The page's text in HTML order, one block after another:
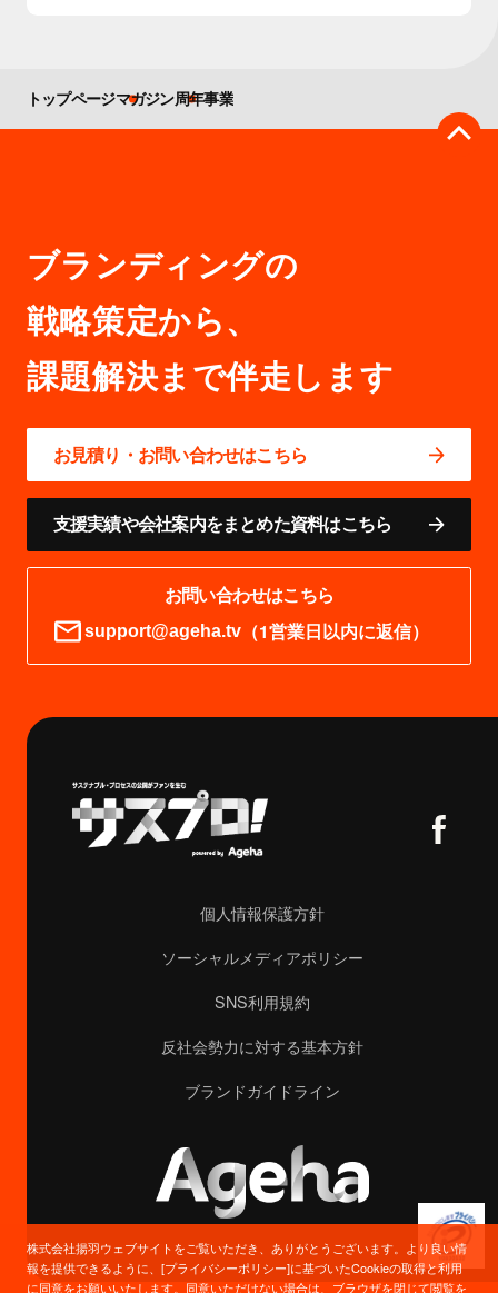
トップページマガジン周年事業
ブランディングの
戦略策定から、
お見積り・お問い合わせはこちら
支援実績や会社案内をまとめた資料はこちら
お問い合わせはこちら
support@ageha.tv（1営業日以内に返信）
個人情報保護方針
ソーシャルメディアポリシー
SNS利用規約
反社会勢力に対する基本方針
ブランドガイドライン
株式会社揚羽ウェブサイトをご覧いただき、ありがとうございます。より良い情
報を提供できるように、[プライバシーポリシー]に基づいたCookieの取得と利用
に同意をお願いいたします。同意いただけない場合は、ブラウザを閉じて閲覧を